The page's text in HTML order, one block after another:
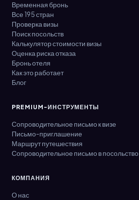
Временная бронь
Все 195 стран
Проверка визы
Поиск посольств
Калькулятор стоимости визы
Оценка риска отказа
Бронь отеля
Как это работает
Блог
PREMIUM-ИНСТРУМЕНТЫ
Сопроводительное письмо к визе
Письмо-приглашение
Маршрут путешествия
Сопроводительное письмо в посольство
КОМПАНИЯ
О нас